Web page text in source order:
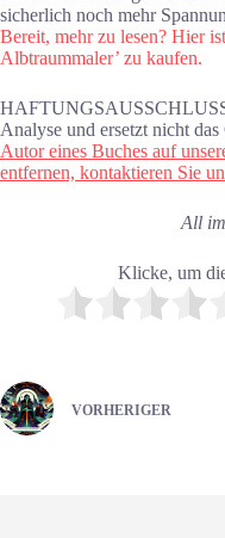
sicherlich noch mehr
Bereit, mehr zu lesen? Hier
Albtraummaler’ zu kaufen.
Analyse und ersetzt nicht
Autor eines Buches auf
entfernen, kontaktieren Sie
All
Klicke, um
VORHERIGER